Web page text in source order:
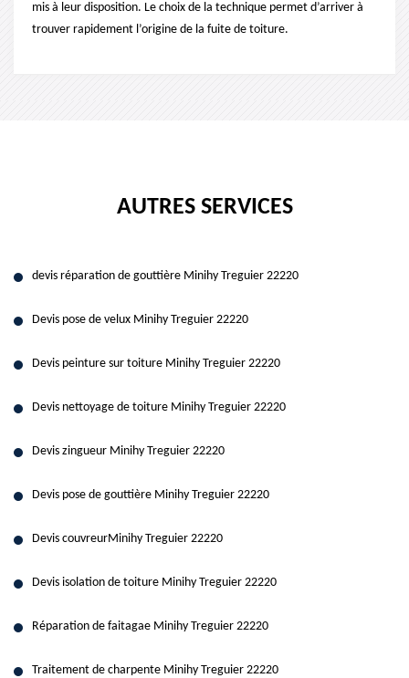
mis à leur disposition. Le choix de la technique permet d’arriver à
trouver rapidement l’origine de la fuite de toiture.
AUTRES SERVICES
devis réparation de gouttière Minihy Treguier 22220
Devis pose de velux Minihy Treguier 22220
Devis peinture sur toiture Minihy Treguier 22220
Devis nettoyage de toiture Minihy Treguier 22220
Devis zingueur Minihy Treguier 22220
Devis pose de gouttière Minihy Treguier 22220
Devis couvreurMinihy Treguier 22220
Devis isolation de toiture Minihy Treguier 22220
Réparation de faitagae Minihy Treguier 22220
Traitement de charpente Minihy Treguier 22220